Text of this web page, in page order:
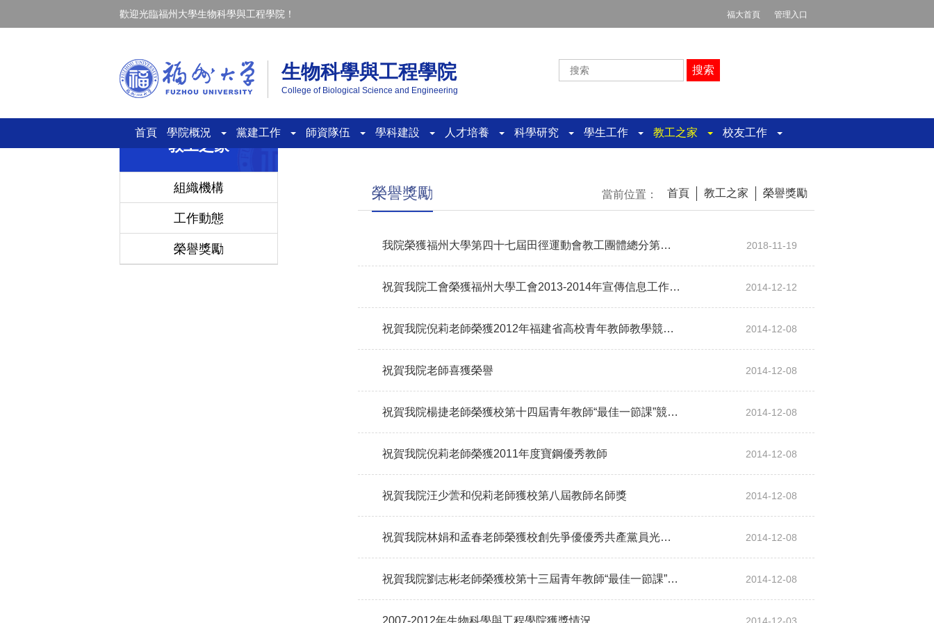
歡迎光臨福州大學生物科學與工程學院！ 福大首頁 管理入口
生物科學與工程學院
College of Biological Science and Engineering
首頁 學院概況 黨建工作 師資隊伍 學科建設 人才培養 科學研究 學生工作 教工之家 校友工作
教工之家
組織機構
工作動態
榮譽獎勵
榮譽獎勵 當前位置： 首頁 教工之家 榮譽獎勵
2018-11-19
我院榮獲福州大學第四十七屆田徑運動會教工團體總分第七名
2014-12-12
祝賀我院工會榮獲福州大學工會2013-2014年宣傳信息工作二等獎
2014-12-08
祝賀我院倪莉老師榮獲2012年福建省高校青年教師教學競賽三等獎
2014-12-08
祝賀我院老師喜獲榮譽
2014-12-08
祝賀我院楊捷老師榮獲校第十四屆青年教師“最佳一節課”競賽優秀獎
2014-12-08
祝賀我院倪莉老師榮獲2011年度寶鋼優秀教師
2014-12-08
祝賀我院汪少蕓和倪莉老師獲校第八屆教師名師獎
2014-12-08
祝賀我院林娟和孟春老師榮獲校創先爭優優秀共產黨員光榮稱號
2014-12-08
祝賀我院劉志彬老師榮獲校第十三屆青年教師“最佳一節課”競賽優秀獎
2007-2012年生物科學與工程學院獲獎情況